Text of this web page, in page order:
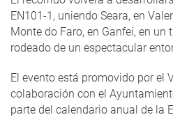
EN101-1, uniendo Seara, en
Monte do Faro, en Ganfei, en un
rodeado de un espectacular
El evento está promovido por el
colaboración con el
parte del calendario anual de la